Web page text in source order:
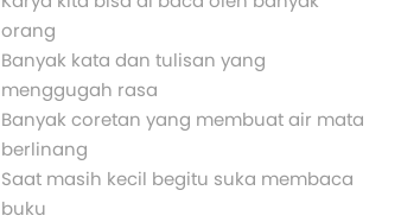
orang
Banyak kata dan tulisan yang
menggugah rasa
Banyak coretan yang membuat air mata
berlinang
Saat masih kecil begitu suka membaca
buku